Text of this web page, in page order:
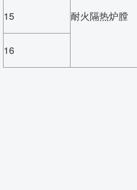
耐火隔热炉膛
15
16